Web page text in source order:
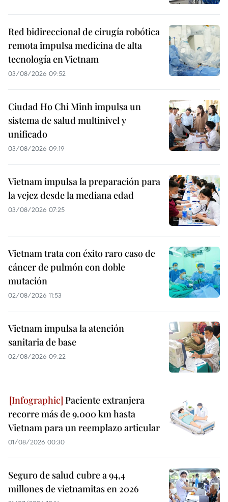
Red bidireccional de cirugía robótica
remota impulsa medicina de alta
tecnología en Vietnam
03/08/2026 09:52
Ciudad Ho Chi Minh impulsa un
sistema de salud multinivel y
unificado
03/08/2026 09:19
Vietnam impulsa la preparación para
la vejez desde la mediana edad
03/08/2026 07:25
Vietnam trata con éxito raro caso de
cáncer de pulmón con doble
mutación
02/08/2026 11:53
Vietnam impulsa la atención
sanitaria de base
02/08/2026 09:22
Paciente extranjera
recorre más de 9.000 km hasta
Vietnam para un reemplazo articular
01/08/2026 00:30
Seguro de salud cubre a 94,4
millones de vietnamitas en 2026